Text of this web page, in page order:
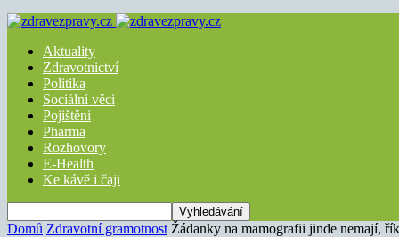
Aktuality
Zdravotnictví
Politika
Sociální věci
Pojištění
Pharma
Rozhovory
E-Health
Ke kávě i čaji
Domů Zdravotní gramotnost Žádanky na mamografii jinde nemají,